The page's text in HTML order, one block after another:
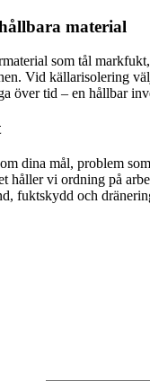
material
som tål
Vid källarisolering
över tid – en hållbar
dina mål, problem
håller vi ordning på
fuktskydd och